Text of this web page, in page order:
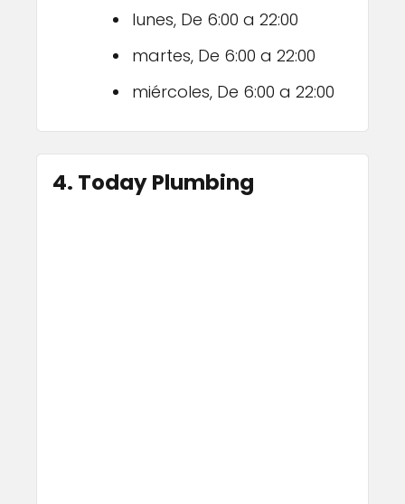
lunes, De 6:00 a 22:00
martes, De 6:00 a 22:00
miércoles, De 6:00 a 22:00
4. Today Plumbing